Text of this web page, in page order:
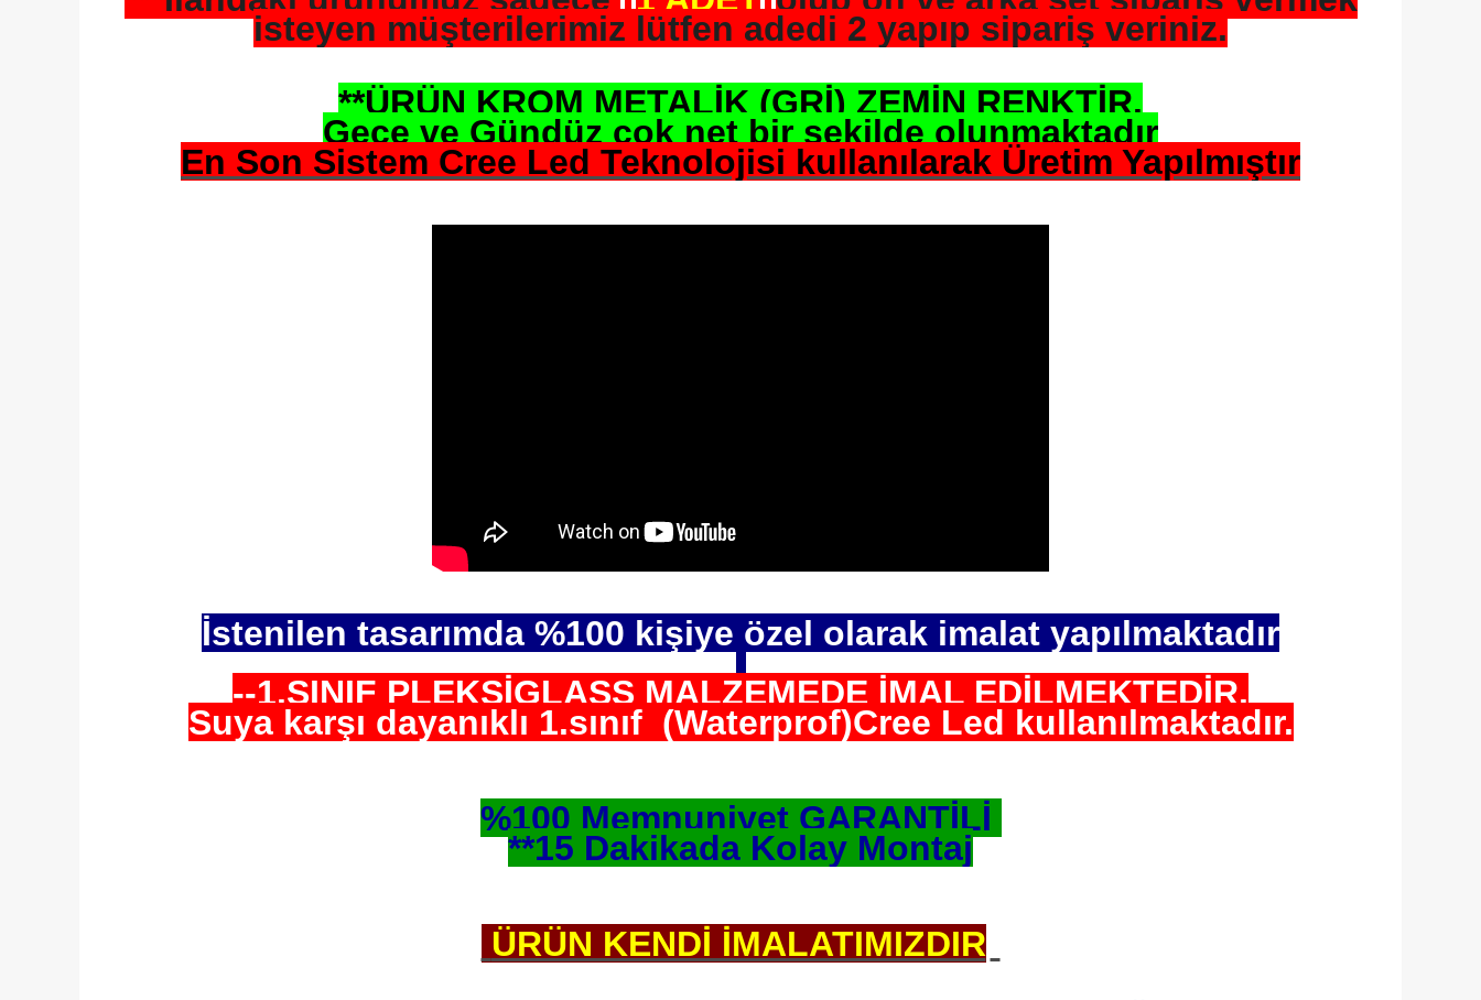
isteyen müşterilerimiz lütfen adedi 2 yapıp sipariş veriniz.
**ÜRÜN KROM METALİK (GRİ) ZEMİN RENKTİR.
Gece ve Gündüz çok net bir şekilde olunmaktadır
En Son Sistem Cree Led Teknolojisi kullanılarak Üretim Yapılmıştır
İstenilen tasarımda %100 kişiye özel olarak imalat yapılmaktadır
--1.SINIF PLEKSİGLASS MALZEMEDE İMAL EDİLMEKTEDİR.
Suya karşı dayanıklı 1.sınıf (Waterprof)Cree Led kullanılmaktadır.
%100 Memnuniyet GARANTİLİ
**15 Dakikada Kolay Montaj
ÜRÜN KENDİ İMALATIMIZDIR